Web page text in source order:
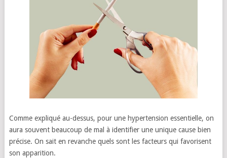
Comme expliqué au-dessus, pour une hypertension essentielle, on
aura souvent beaucoup de mal à identifier une unique cause bien
précise. On sait en revanche quels sont les facteurs qui favorisent
son apparition.